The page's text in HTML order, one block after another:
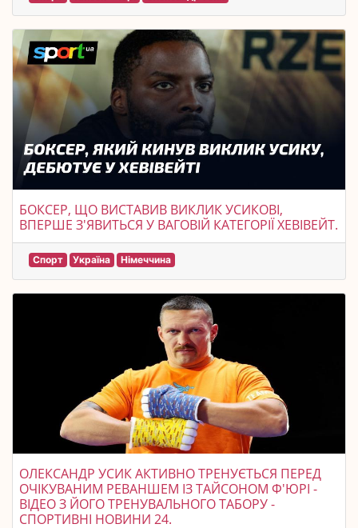
БОКСЕР, ЩО ВИСТАВИВ ВИКЛИК УСИКОВІ,
ВПЕРШЕ З'ЯВИТЬСЯ У ВАГОВІЙ КАТЕГОРІЇ ХЕВІВЕЙТ.
Спорт Україна Німеччина
ОЛЕКСАНДР УСИК АКТИВНО ТРЕНУЄТЬСЯ ПЕРЕД
ОЧІКУВАНИМ РЕВАНШЕМ ІЗ ТАЙСОНОМ Ф'ЮРІ -
ВІДЕО З ЙОГО ТРЕНУВАЛЬНОГО ТАБОРУ -
СПОРТИВНІ НОВИНИ 24.